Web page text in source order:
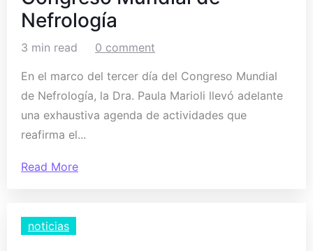
Nefrología
3 min read 0 comment
En el marco del tercer día del Congreso Mundial
de Nefrología, la Dra. Paula Marioli llevó adelante
una exhaustiva agenda de actividades que
reafirma el...
Read More
noticias